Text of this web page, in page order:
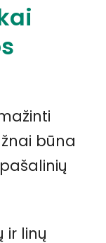
būna
ir linų